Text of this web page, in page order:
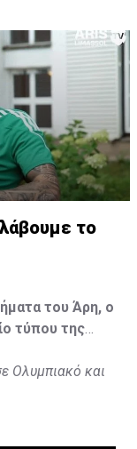
το
του Άρη, ο
τύπου της
Ολυμπιακό και